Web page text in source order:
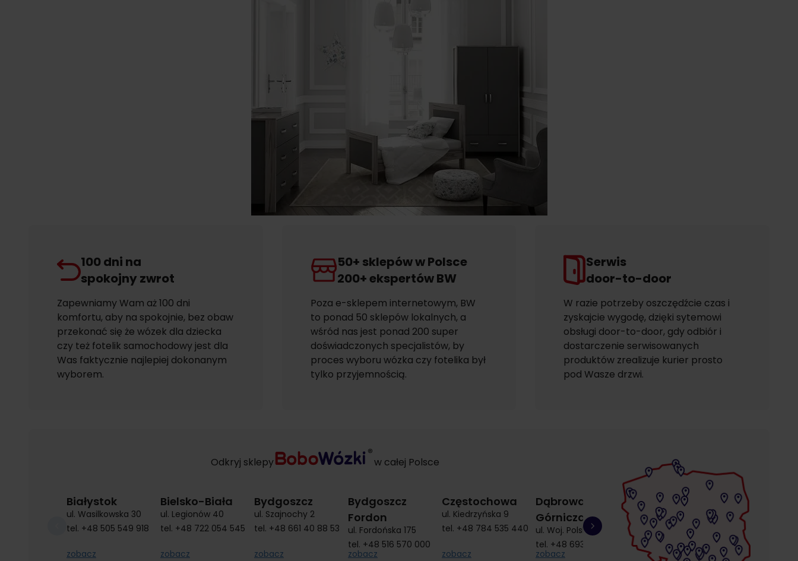
100 dni na
spokojny zwrot
Zapewniamy Wam aż 100 dni
komfortu, aby na spokojnie, bez obaw
przekonać się że wózek dla dziecka
czy też fotelik samochodowy jest dla
Was faktycznie najlepiej dokonanym
wyborem.
50+ sklepów w Polsce
200+ ekspertów BW
Poza e-sklepem internetowym, BW
to ponad 50 sklepów lokalnych, a
wśród nas jest ponad 200 super
doświadczonych specjalistów, by
proces wyboru wózka czy fotelika był
tylko przyjemnością.
Serwis
door-to-door
W razie potrzeby oszczędźcie czas i
zyskajcie wygodę, dzięki sytemowi
obsługi door-to-door, gdy odbiór i
dostarczenie serwisowanych
produktów zrealizuje kurier prosto
pod Wasze drzwi.
Odkryj sklepy w całej Polsce
Białystok
ul. Wasilkowska 30
tel. +48 505 549 918
zobacz
Bielsko-Biała
ul. Legionów 40
tel. +48 722 054 545
zobacz
Bydgoszcz
ul. Szajnochy 2
tel. +48 661 40 88 53
zobacz
Bydgoszcz
Fordon
ul. Fordońska 175
tel. +48 516 570 000
zobacz
Częstochowa
ul. Kiedrzyńska 9
tel. +48 784 535 440
zobacz
Dąbrowa
Górnicza
ul. Woj. Polskiego 3
tel. +48 693 692 414
zobacz
Gdańsk
Łostowice
ul. Łostowicka 4
tel. +48 504 968 360
zobacz
Gdańsk
Przymorze
ul. Kołobrzeska 30
tel. +48 510 857
zobacz